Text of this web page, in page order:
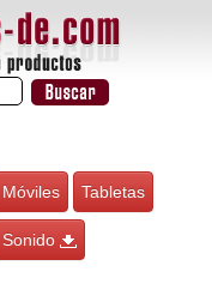
Móviles Tabletas
Sonido